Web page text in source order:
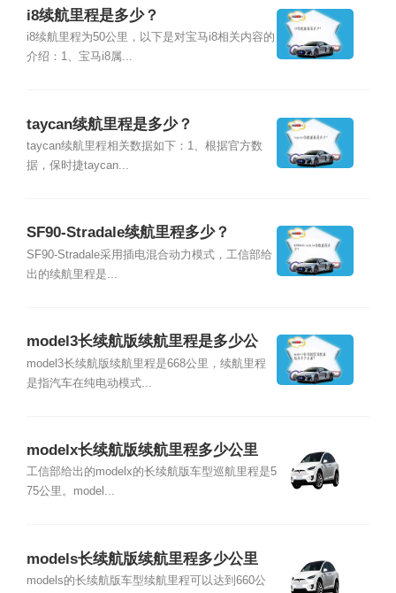
i8续航里程是多少？
i8续航里程为50公里，以下是对宝马i8相关内容的
介绍：1、宝马i8属...
taycan续航里程是多少？
taycan续航里程相关数据如下：1、根据官方数
据，保时捷taycan...
SF90-Stradale续航里程多少？
SF90-Stradale采用插电混合动力模式，工信部给
出的续航里程是...
model3长续航版续航里程是多少公
里？
model3长续航版续航里程是668公里，续航里程
是指汽车在纯电动模式...
modelx长续航版续航里程多少公里
工信部给出的modelx的长续航版车型巡航里程是5
75公里。model...
models长续航版续航里程多少公里
models的长续航版车型续航里程可以达到660公